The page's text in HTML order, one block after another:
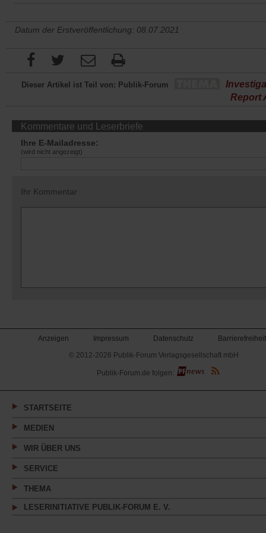
Datum der Erstveröffentlichung: 08.07.2021
Dieser Artikel ist Teil von: Publik-Forum
Report
Kommentare und Leserbriefe
Ihre E-Mailadresse:
(wird nicht angezeigt)
Ihr Kommentar
Anzeigen Impressum Datenschutz
Barrierefreiheit
© 2012-2026 Publik-Forum Verlagsgesellschaft mbH
(Öffnet
in
neuen
Publik-Forum.de folgen:
STARTSEITE
MEDIEN
WIR ÜBER UNS
SERVICE
THEMA
LESERINITIATIVE PUBLIK-FORUM E. V.